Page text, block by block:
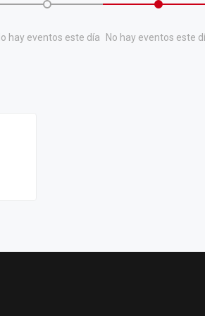
hay eventos este día No hay eventos este